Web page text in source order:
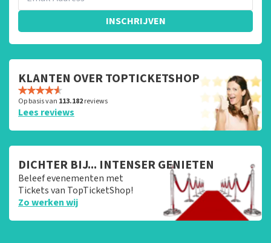
INSCHRIJVEN
KLANTEN OVER TOPTICKETSHOP
Op basis van 113.182reviews
Lees reviews
DICHTER BIJ... INTENSER GENIETEN
Beleef evenementen met
Tickets van TopTicketShop!
Zo werken wij